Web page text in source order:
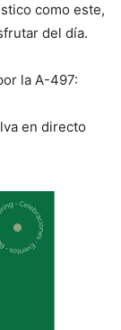
como este,
del día.
la A-497: